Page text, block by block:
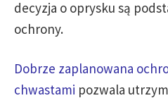
decyzja o oprysku są
ochrony.
Dobrze zaplanowana
chwastami pozwala